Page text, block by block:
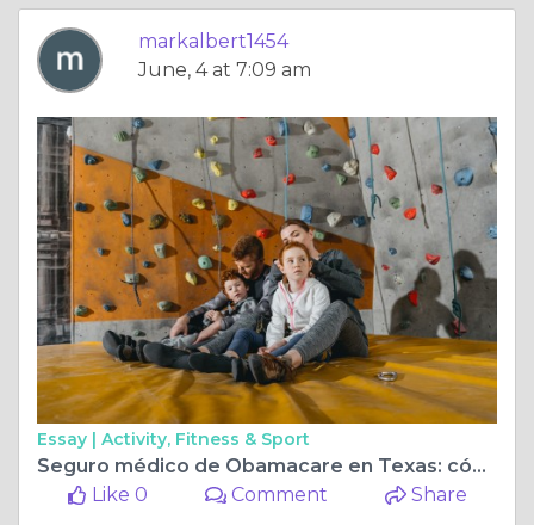
markalbert1454
June, 4 at 7:09 am
Essay | Activity, Fitness & Sport
Seguro médico de Obamacare en Texas: cómo abordar la Ley de Atención Médica Asequible
Like 0
Comment Share